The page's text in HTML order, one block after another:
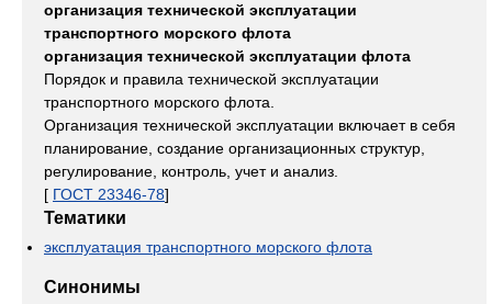
организация технической эксплуатации
транспортного морского флота
организация технической эксплуатации флота
Порядок и правила технической эксплуатации
транспортного морского флота.
Организация технической эксплуатации включает в себя
планирование, создание организационных структур,
регулирование, контроль, учет и анализ.
[ ГОСТ 23346-78]
Тематики
эксплуатация транспортного морского флота
Синонимы